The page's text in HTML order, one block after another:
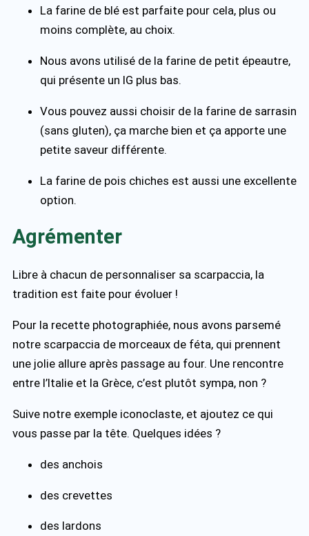
La farine de blé est parfaite pour cela, plus ou
moins complète, au choix.
Nous avons utilisé de la farine de petit épeautre,
qui présente un IG plus bas.
Vous pouvez aussi choisir de la farine de sarrasin
(sans gluten), ça marche bien et ça apporte une
petite saveur différente.
La farine de pois chiches est aussi une excellente
option.
Agrémenter
Libre à chacun de personnaliser sa scarpaccia, la
tradition est faite pour évoluer !
Pour la recette photographiée, nous avons parsemé
notre scarpaccia de morceaux de féta, qui prennent
une jolie allure après passage au four. Une rencontre
entre l’Italie et la Grèce, c’est plutôt sympa, non ?
Suive notre exemple iconoclaste, et ajoutez ce qui
vous passe par la tête. Quelques idées ?
des anchois
des crevettes
des lardons